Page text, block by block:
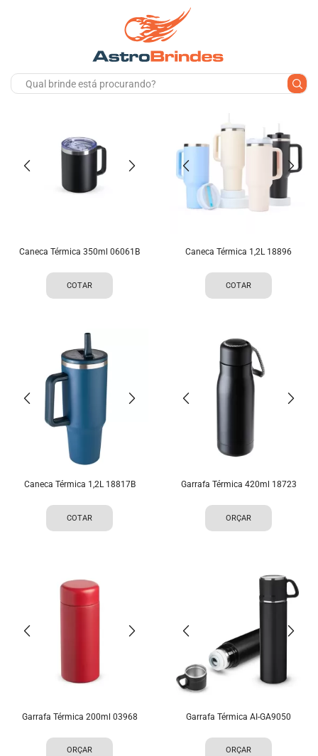
Caneca Térmica 350ml 06061B
COTAR
Caneca Térmica 1,2L 18896
COTAR
Caneca Térmica 1,2L 18817B
COTAR
Garrafa Térmica 420ml 18723
ORÇAR
Garrafa Térmica 200ml 03968
ORÇAR
Garrafa Térmica AI-GA9050
ORÇAR